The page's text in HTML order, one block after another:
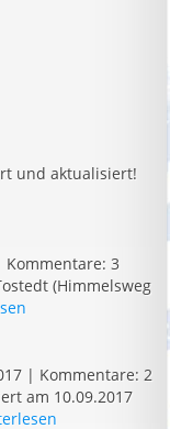
und aktualisiert!
Kommentare: 3
(Himmelsweg
| Kommentare: 2
am 10.09.2017